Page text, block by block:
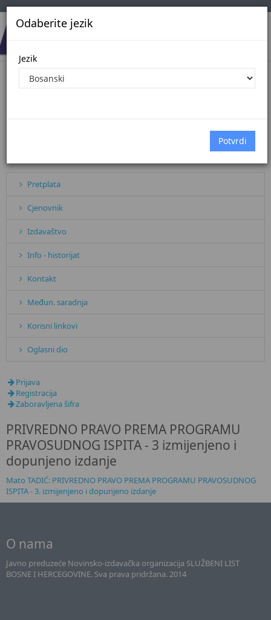
Odaberite jezik
Jezik
PRIVREDNO PRAVO PREMA
- 3 izmijenjeno i dopunjeno izdanje
PRIVREDNO PRAVO PREMA PROGRAMU...
Pretplata
Cjenovnik
Izdavaštvo
Info - historijat
Kontakt
Međun. saradnja
Korisni linkovi
Oglasni dio
Prijava
Registracija
Zaboravljena šifra
PRIVREDNO PRAVO PREMA PROGRAMU
PRAVOSUDNOG ISPITA - 3 izmijenjeno i
dopunjeno izdanje
Mato TADIĆ: PRIVREDNO PRAVO PREMA PROGRAMU PRAVOSUDNOG
ISPITA - 3. izmijenjeno i dopunjeno izdanje
O nama
Javno preduzeće Novinsko-izdavačka organizacija SLUŽBENI LIST
BOSNE I HERCEGOVINE. Sva prava pridržana. 2014